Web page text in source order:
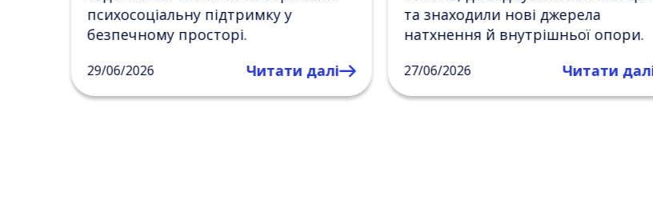
та знаходили нові джерела
натхнення й внутрішньої опори.
27/06/2026 Читати далі
23/06/2026 Читати